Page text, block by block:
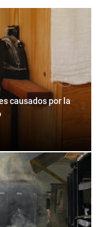
causados por la